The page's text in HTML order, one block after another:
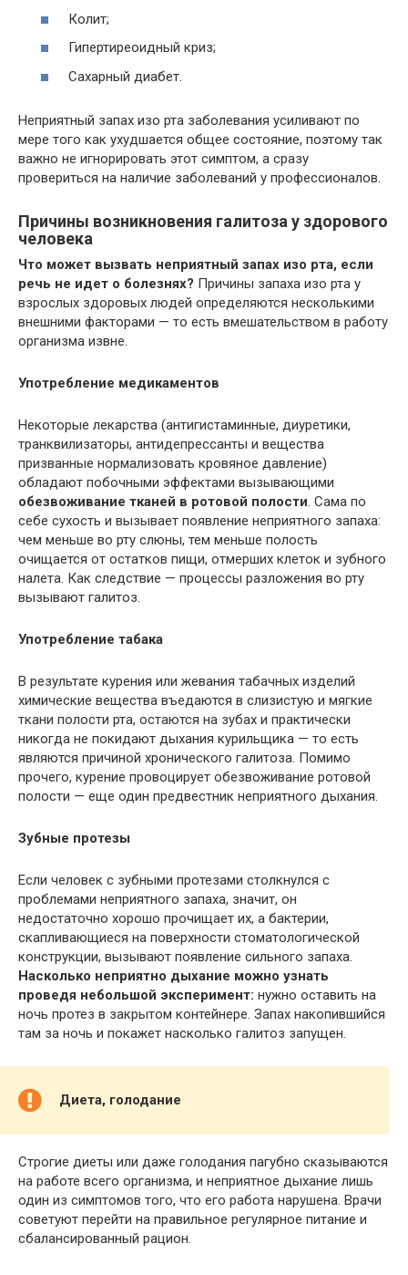
Колит;
Гипертиреоидный криз;
Сахарный диабет.
Неприятный запах изо рта заболевания усиливают по
мере того как ухудшается общее состояние, поэтому так
важно не игнорировать этот симптом, а сразу
провериться на наличие заболеваний у профессионалов.
Причины возникновения галитоза у здорового
человека
Что может вызвать неприятный запах изо рта, если
речь не идет о болезнях? Причины запаха изо рта у
взрослых здоровых людей определяются несколькими
внешними факторами — то есть вмешательством в работу
организма извне.
Употребление медикаментов
Некоторые лекарства (антигистаминные, диуретики,
транквилизаторы, антидепрессанты и вещества
призванные нормализовать кровяное давление)
обладают побочными эффектами вызывающими
обезвоживание тканей в ротовой полости. Сама по
себе сухость и вызывает появление неприятного запаха:
чем меньше во рту слюны, тем меньше полость
очищается от остатков пищи, отмерших клеток и зубного
налета. Как следствие — процессы разложения во рту
вызывают галитоз.
Употребление табака
В результате курения или жевания табачных изделий
химические вещества въедаются в слизистую и мягкие
ткани полости рта, остаются на зубах и практически
никогда не покидают дыхания курильщика — то есть
являются причиной хронического галитоза. Помимо
прочего, курение провоцирует обезвоживание ротовой
полости — еще один предвестник неприятного дыхания.
Зубные протезы
Если человек с зубными протезами столкнулся с
проблемами неприятного запаха, значит, он
недостаточно хорошо прочищает их, а бактерии,
скапливающиеся на поверхности стоматологической
конструкции, вызывают появление сильного запаха.
Насколько неприятно дыхание можно узнать
проведя небольшой эксперимент: нужно оставить на
ночь протез в закрытом контейнере. Запах накопившийся
там за ночь и покажет насколько галитоз запущен.
Диета, голодание
Строгие диеты или даже голодания пагубно сказываются
на работе всего организма, и неприятное дыхание лишь
один из симптомов того, что его работа нарушена. Врачи
советуют перейти на правильное регулярное питание и
сбалансированный рацион.